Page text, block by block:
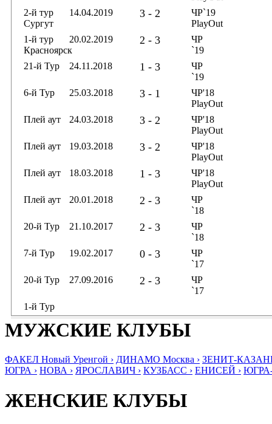
2-й тур
Сургут
14.04.2019 3 - 2
ЧР`19
PlayOut
1-й тур
Красноярск
20.02.2019 2 - 3
ЧР
`19
21-й Тур
24.11.2018 1 - 3
ЧР
`19
6-й Тур
25.03.2018 3 - 1
ЧР'18
PlayOut
Плей аут
24.03.2018 3 - 2
ЧР'18
PlayOut
Плей аут
19.03.2018 3 - 2
ЧР'18
PlayOut
Плей аут
18.03.2018 1 - 3
ЧР'18
PlayOut
Плей аут
20.01.2018 2 - 3
ЧР
`18
20-й Тур
21.10.2017 2 - 3
ЧР
`18
7-й Тур
19.02.2017 0 - 3
ЧР
`17
20-й Тур
27.09.2016 2 - 3
ЧР
`17
1-й Тур
МУЖСКИЕ КЛУБЫ
ФАКЕЛ Новый Уренгой › ДИНАМО Москва › ЗЕНИТ-
ЮГРА › НОВА › ЯРОСЛАВИЧ › КУЗБАСС › ЕНИСЕЙ ›
ЖЕНСКИЕ КЛУБЫ